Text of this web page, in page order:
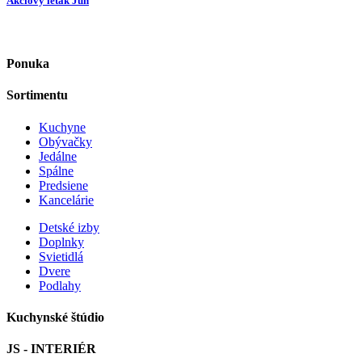
Ponuka
Sortimentu
Kuchyne
Obývačky
Jedálne
Spálne
Predsiene
Kancelárie
Detské izby
Doplnky
Svietidlá
Dvere
Podlahy
Kuchynské štúdio
JS - INTERIÉR